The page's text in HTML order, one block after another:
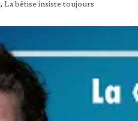
,La bêtise insiste toujours